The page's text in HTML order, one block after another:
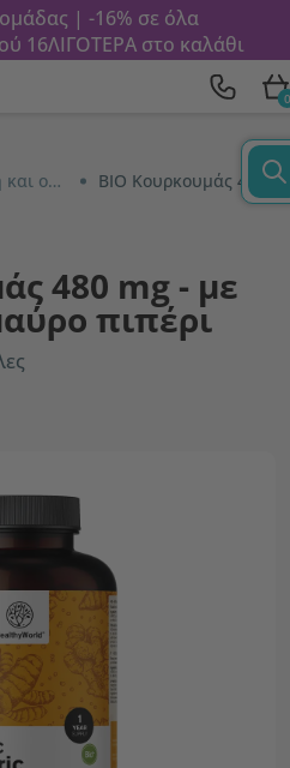
| -16% σε όλα
16ΛΙΓΟΤΕΡΑστο καλάθι
0
Αποτοξίνωση και ουροποιητικό σύστημα ΒΙΟ Κουρκουμάς 480 mg - με τζίντζερ και μαύρο πιπέρι
480 mg - με
πιπέρι